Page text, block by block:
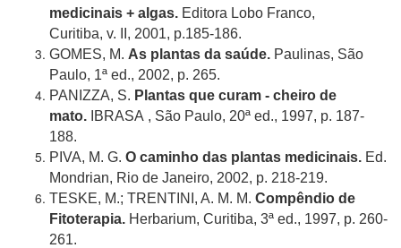
medicinais + algas. Editora Lobo Franco,
Curitiba, v. II, 2001, p.185-186.
GOMES, M. As plantas da saúde. Paulinas, São
Paulo, 1ª ed., 2002, p. 265.
PANIZZA, S. Plantas que curam - cheiro de
mato. IBRASA , São Paulo, 20ª ed., 1997, p. 187-
188.
PIVA, M. G. O caminho das plantas medicinais. Ed.
Mondrian, Rio de Janeiro, 2002, p. 218-219.
TESKE, M.; TRENTINI, A. M. M. Compêndio de
Fitoterapia. Herbarium, Curitiba, 3ª ed., 1997, p. 260-
261.